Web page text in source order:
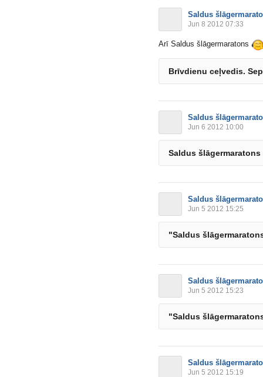
Saldus
Jun 8 2012 07:33
Arī Saldus šlāgermaratons
Brīvdienu ceļvedis.
Saldus
Jun 6 2012 10:00
Saldus
Saldus
Jun 5 2012 15:25
"Saldus
Saldus
Jun 5 2012 15:23
"Saldus
Saldus
Jun 5 2012 15:19